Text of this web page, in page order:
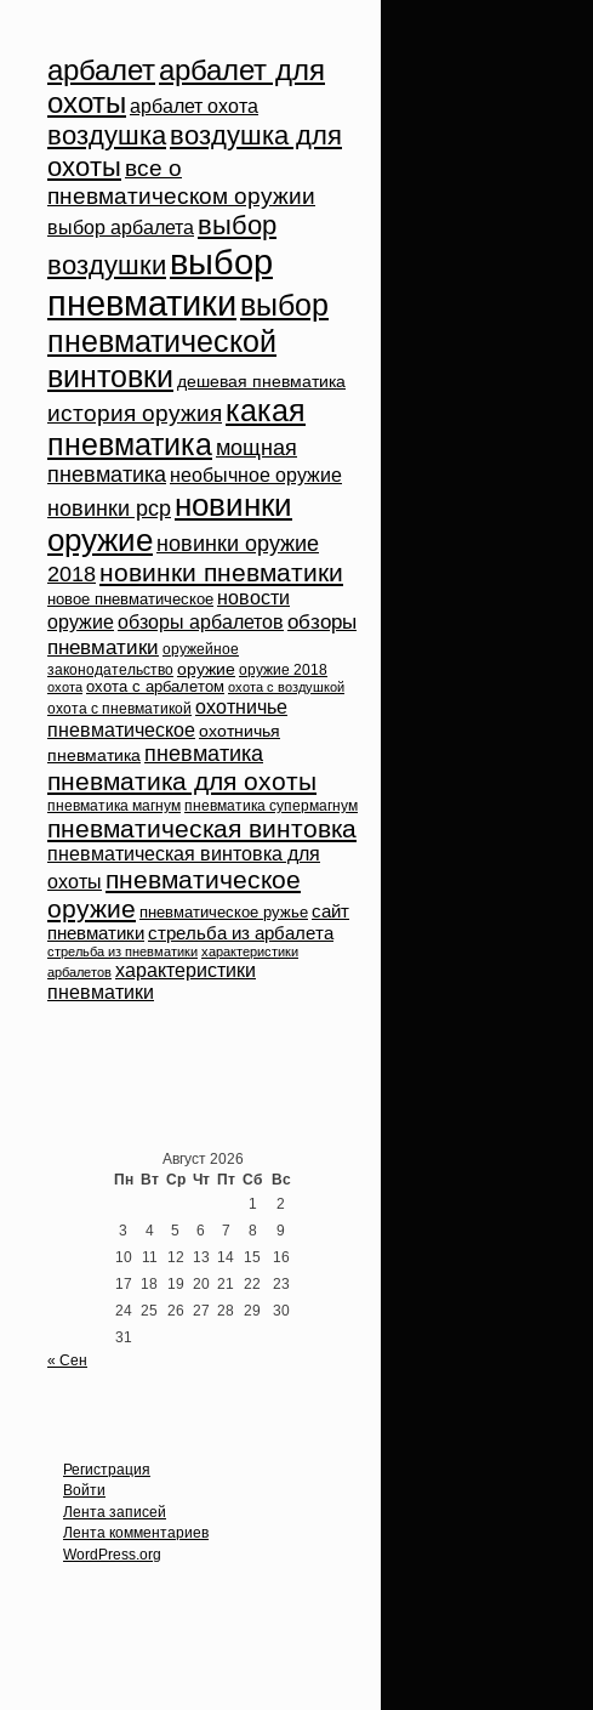
арбалетарбалет для
охоты арбалет охота
воздушкавоздушка для
охоты все о
пневматическом оружии
выбор арбалета выбор
воздушки выбор
пневматикивыбор
пневматической
винтовки дешевая пневматика
история оружия какая
пневматика мощная
пневматика необычное оружие
новинки pcp новинки
оружие новинки оружие
2018 новинки пневматики
новое пневматическое новости
оружиеобзоры арбалетов обзоры
пневматики оружейное
законодательство оружие оружие 2018
охота охота с арбалетом охота с воздушкой
охота с пневматикой охотничье
пневматическое охотничья
пневматика пневматика
пневматика для охоты
пневматика магнум пневматика супермагнум
пневматическая винтовка
пневматическая винтовка для
охоты пневматическое
оружие пневматическое ружье сайт
пневматикистрельба из арбалета
стрельба из пневматики характеристики
арбалетов характеристики
пневматики
Август 2026
Пн Вт Ср Чт Пт Сб Вс
1
2
3
4 5 6 7 8
9
10
11 12 13 14 15
16
17
18 19 20 21 22
23
24 25 26 27 28 29
30
31
« Сен
Регистрация
Войти
Лента записей
Лента комментариев
WordPress.org